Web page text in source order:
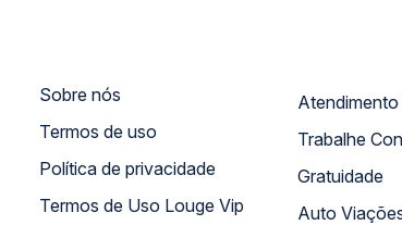
Sobre nós
Termos de uso
Política de privacidade
Termos de Uso Louge Vip
Trabalhe
Gratuidade
Auto